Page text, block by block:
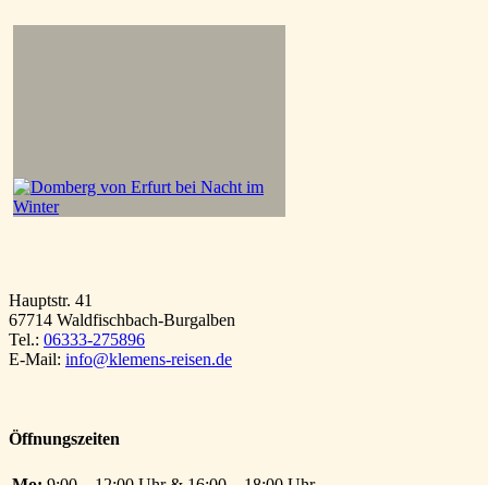
Hauptstr. 41
67714 Waldfischbach-Burgalben
Tel.: 06333-275896
E-Mail: info@klemens-reisen.de
Öffnungszeiten